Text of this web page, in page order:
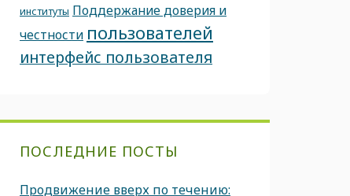
институты Поддержание доверия и
честности пользователей
интерфейс пользователя
ПОСЛЕДНИЕ ПОСТЫ
Продвижение вверх по течению: